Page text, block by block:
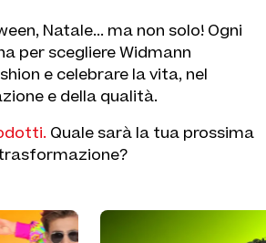
Natale... ma non solo! Ogni
per scegliere Widmann
e celebrare la vita, nel
e della qualità.
Quale sarà la tua prossima